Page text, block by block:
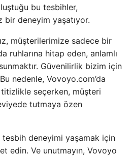
bu tesbihler,
bir deneyim yaşatıyor.
müşterilerimize sadece bir
ruhlarına hitap eden, anlamlı
Güvenilirlik bizim için
nedenle, Vovoyo.com’da
seçerken, müşteri
tutmaya özen
tesbih deneyimi yaşamak için
edin. Ve unutmayın, Vovoyo